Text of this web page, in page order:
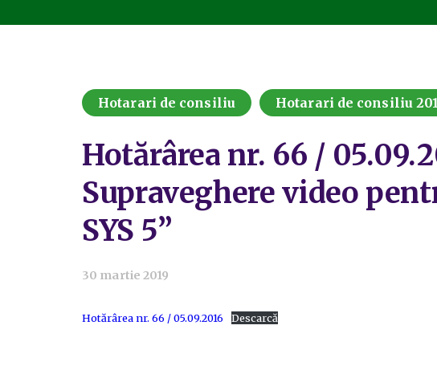
Hotarari de consiliu Hotarari de consiliu
Hotărârea nr. 66 /
Supraveghere video
SYS 5”
30 martie 2019
Hotărârea nr. 66 / 05.09.2016 Descarcă